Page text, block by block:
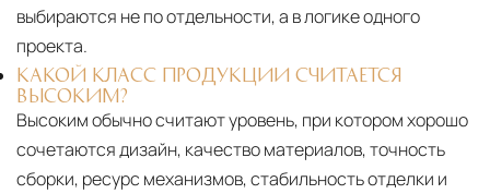
выбираются не по отдельности, а в логике одного
проекта.
КАКОЙ КЛАСС ПРОДУКЦИИ СЧИТАЕТСЯ
ВЫСОКИМ?
Высоким обычно считают уровень, при котором хорошо
сочетаются дизайн, качество материалов, точность
сборки, ресурс механизмов, стабильность отделки и